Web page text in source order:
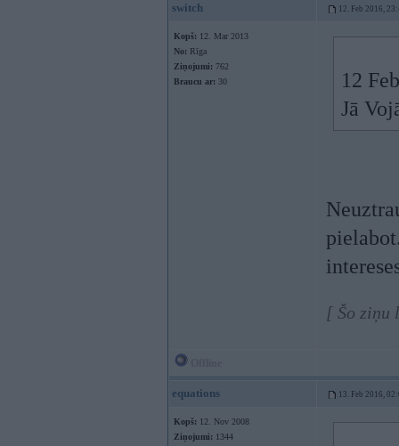
switch 12. Feb 2016,
Kopš: 12. Mar 2013
No: Rīga
Ziņojumi: 762
Braucu ar: 30
12
Jā
[ Šo ziņu
equations 13. Feb 2016,
Kopš: 12. Nov 2008
Ziņojumi: 1344